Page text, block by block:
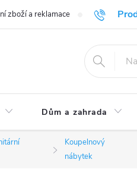
zboží a reklamace Blog
Dům a zahrada
Koupelnový
nábytek